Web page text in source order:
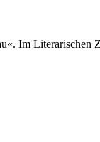
Im Literarischen